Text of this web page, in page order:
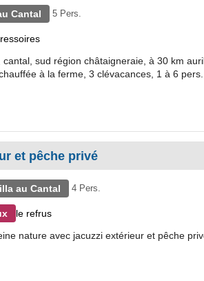
Cantal 5 Pers.
cantal, sud région châtaigneraie, à 30 km
à la ferme, 3 clévacances, 1 à 6 pers.,
et pêche privé
au Cantal 4 Pers.
le refrus
nature avec jacuzzi extérieur et pêche